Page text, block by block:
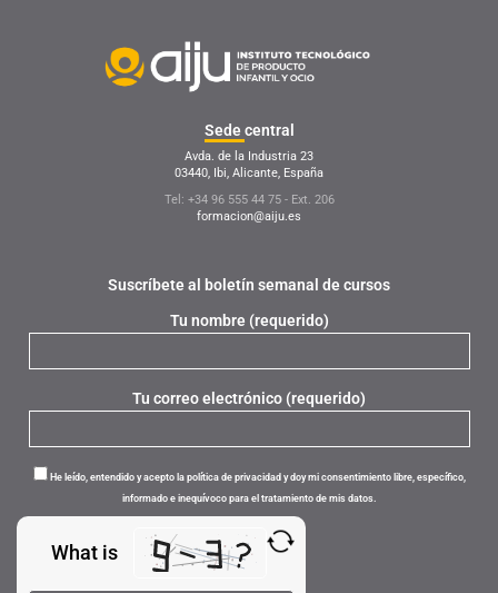
Sede central
Avda. de la Industria 23
03440, Ibi, Alicante, España
Tel: +34 96 555 44 75 - Ext. 206
formacion@aiju.es
Suscríbete al boletín semanal de cursos
Tu nombre (requerido)
Tu correo electrónico (requerido)
He leído, entendido y acepto la política de privacidad y doy mi consentimiento libre, específico,
informado e inequívoco para el tratamiento de mis datos.
What is